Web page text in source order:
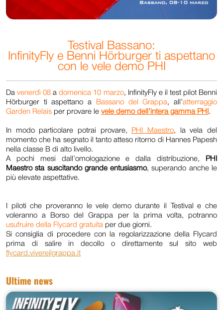
Testival Bassano:
InfinityFly e Benni Hörburger ti aspettano
con le vele demo PHI
Davenerdì 08 adomenica 10 marzo, InfinityFly e il test pilot Benni
Hörburger ti aspettano a
Bassano del Grappa, all’atterraggio
Garden Relais per provare le vele demo dell’intera gamma PHI .
In modo particolare potrai provare, PHI Maestro, la vela del
momento che ha segnato il tanto atteso ritorno di Hannes Papesh
nella classe B di alto livello.
A pochi mesi dall’omologazione e dalla distribuzione,
PHI
Maestro sta suscitando grande entusiasmo, superando anche le
più elevate aspettative.
I piloti che proveranno le vele demo durante il Testival e che
voleranno a Borso del Grappa per la prima volta, potranno
usufruire della Flycard gratuita per due giorni.
Si consiglia di procedere con la regolarizzazione della Flycard
prima di salire in decollo o direttamente sul sito web
flycard.vivereilgrappa.it
Ultime news